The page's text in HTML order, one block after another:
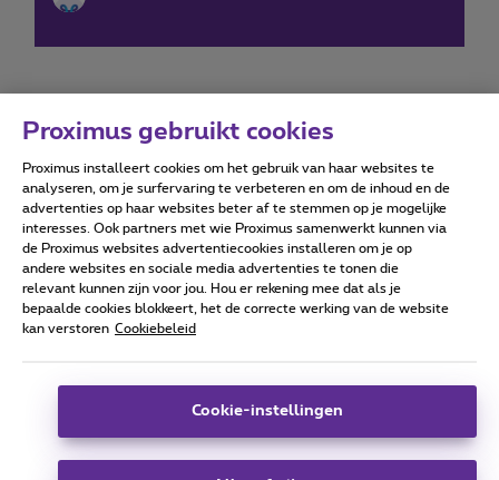
Forumvoorwaarden Accessibility statement
Alle rechten voorbehouden. © Proximus
Algemene voorwaarden, consumenteninfo
Deze website is gecreëerd en wordt beheerd conform het
Koning Albert II-laan 27 - B-1030 Brussel.
Proximus gebruikt cookies
Proximus installeert cookies om het gebruik van haar websites te
analyseren, om je surfervaring te verbeteren en om de inhoud en de
advertenties op haar websites beter af te stemmen op je mogelijke
interesses. Ook partners met wie Proximus samenwerkt kunnen via
de Proximus websites advertentiecookies installeren om je op
andere websites en sociale media advertenties te tonen die
relevant kunnen zijn voor jou. Hou er rekening mee dat als je
bepaalde cookies blokkeert, het de correcte werking van de website
kan verstoren Cookiebeleid
Cookie-instellingen